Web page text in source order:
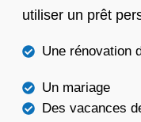
utiliser un prêt
Une rénovation
Un mariage
Des vacances